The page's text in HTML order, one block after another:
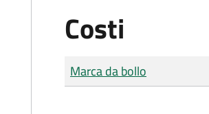
Costi
Tipo di pagamento
Importo
Marca da bollo